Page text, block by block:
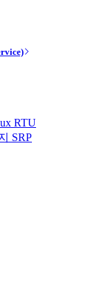
RTU
SRP